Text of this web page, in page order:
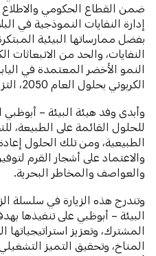
ضمن القطاع الحكومي
إدارة النفايات النموذجية في
بفضل ممارساتها البيئية
النفايات، والحد من الانبعاثات
النمو الأخضر المعتمدة في
الكربوني بحلول العام 2050، التزاماً راسخاً بالاستدامة.
وأبدى وفد هيئة البيئة – أبوظبي
للحلول القائمة على الطبيعة،
الطبيعية، ومن تلك الحلول
والاعتماد على أشجار القرم
والعواصف والمخاطر البحرية.
وتندرج هذه الزيارة في سلسلة
البيئة – أبوظبي على تنفيذها
المشترك، وتعزيز استراتيجياتها
المناخ، وتحقيق التميز